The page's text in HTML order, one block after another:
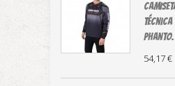
técnica
54,17 €